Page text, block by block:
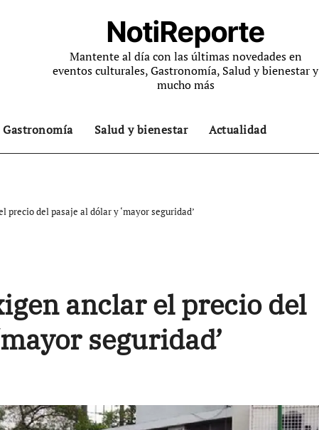
NotiReporte
Mantente al día con las últimas novedades en
eventos culturales, Gastronomía, Salud y bienestar y
mucho más
Gastronomía Salud y bienestar Actualidad
del pasaje al dólar y ‘mayor seguridad’
anclar el precio del
seguridad’